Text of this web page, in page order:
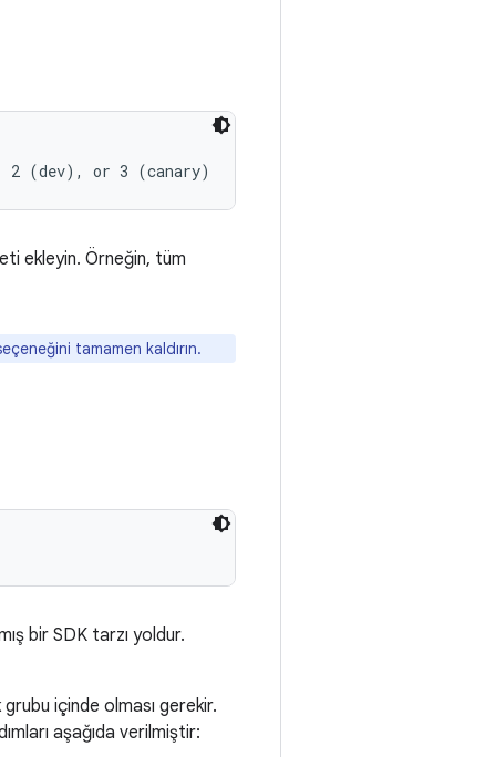
ekleyin. Örneğin, tüm
tamamen kaldırın.
bir SDK tarzı yoldur.
içinde olması gerekir.
aşağıda verilmiştir: